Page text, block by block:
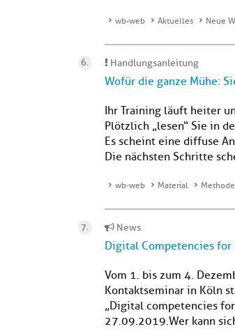
wb-web Aktuelles Neue
Handlungsanleitung
Wofür die ganze Mühe:
Ihr Training läuft heiter
Plötzlich „lesen“ Sie in
Es scheint eine diffuse
Die nächsten Schritte
wb-web Material
News
Digital Competencies
Vom 1. bis zum 4.
Kontaktseminar in Köln
„Digital competencies
27.09.2019.Wer kann